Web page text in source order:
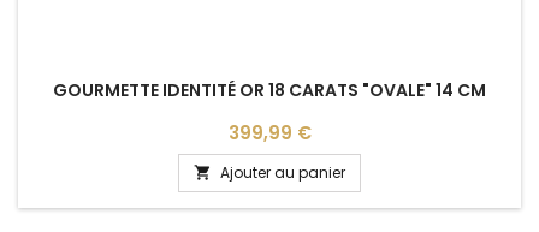
GOURMETTE IDENTITÉ OR 18 CARATS "OVALE" 14 CM
Prix
399,99 €
 Ajouter au panier